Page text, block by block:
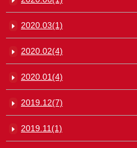
2020.03(1)
2020.02(4)
2020.01(4)
2019.12(7)
2019.11(1)